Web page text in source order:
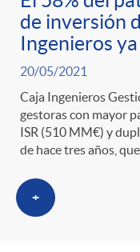
de inversión
Ingenieros
20/05/2021
Caja Ingenieros
gestoras con mayor
ISR (510 MM€) y
de hace tres años,
+